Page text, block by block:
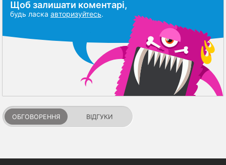
Щоб залишати коментарі,
будь ласка авторизуйтесь.
ОБГОВОРЕННЯ ВІДГУКИ